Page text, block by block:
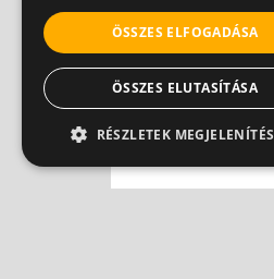
ÖSSZES ELFOGADÁSA
ÖSSZES ELUTASÍTÁSA
RÉSZLETEK